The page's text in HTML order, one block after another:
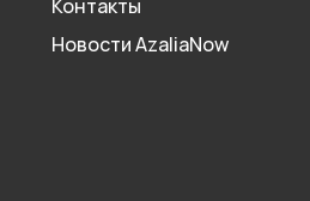
Контакты
Новости AzaliaNow